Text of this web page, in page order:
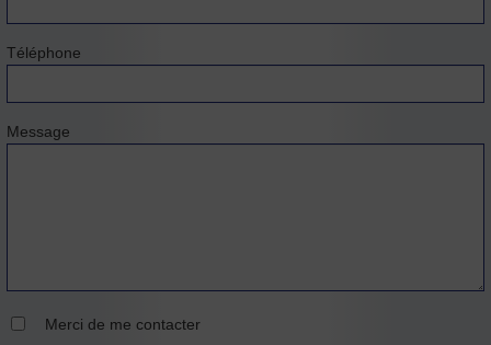
Téléphone
Message
Merci de me contacter